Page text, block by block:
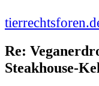
Re:
Steakhouse-